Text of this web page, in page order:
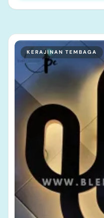
KERAJINAN TEMBAGA